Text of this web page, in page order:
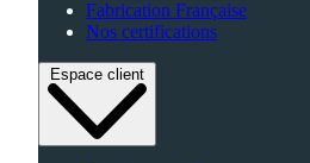
Fabrication Française
Nos certifications
Espace client